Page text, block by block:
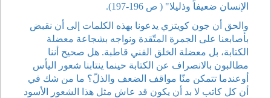
الإنسان ضعيفاً وذليلا" ( ص 196-197).
والحق أن جون كويتزي يدعونا بهذه الكلمات إلى أن نقبض
بأصابعنا على الجمرة المتّقدة ونواجه بشجاعة معضلة
الكتابة، بل معضلة الخلق الفني قاطبة. هل صحيح أننا
مطالبون بالانصراف عن الكتابة حينما ينتابنا شعور اليأس
أوعندما تتمكن منّا مواقف الضعف والذلّ؟ ما من شك في
أن كل كاتب لا بد أن يكون قد عاش مثل هذا الشعور الأسود